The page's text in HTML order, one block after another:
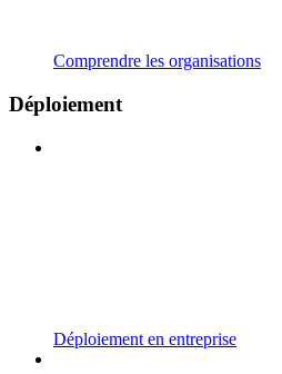
Comprendre les organisations
Déploiement
Déploiement en entreprise